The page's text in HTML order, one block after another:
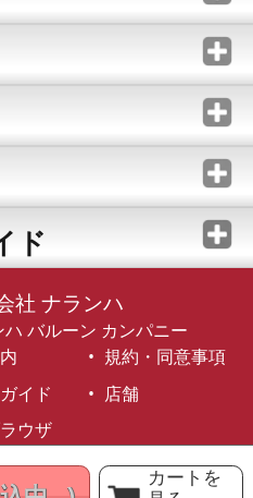
カートを
ド
社 ナランハ
ハ バルーン カンパニー
規約・同意事項
イド
店舗
ウザ
All Rights Reserved.